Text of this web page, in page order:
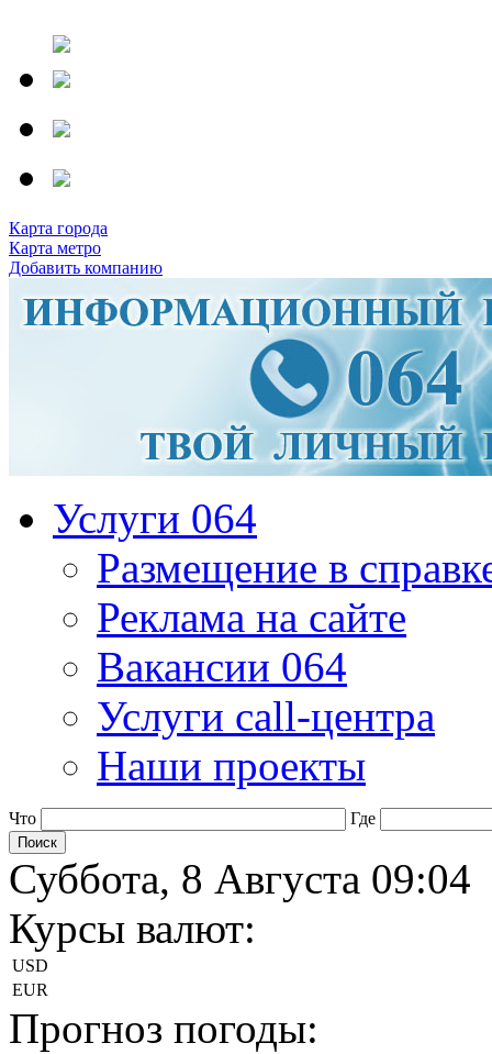
Карта города
Карта метро
Добавить компанию
Услуги 064
Размещение в
Реклама на сайте
Вакансии 064
Услуги call-центра
Наши проекты
Что Где
Суббота, 8 Августа 09:04
Курсы валют:
USD
EUR
Прогноз погоды: